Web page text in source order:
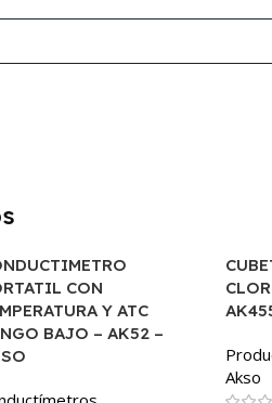
CON
Y ATC
BAJO – AK52 –
Akso